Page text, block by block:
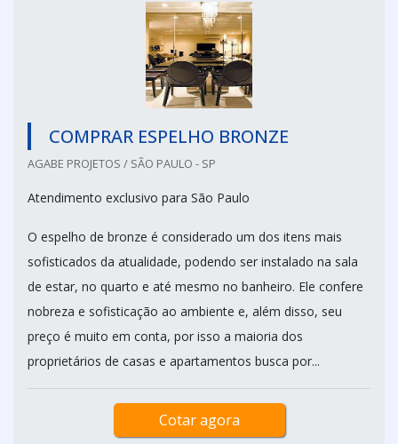
COMPRAR ESPELHO BRONZE
AGABE PROJETOS / SÃO PAULO - SP
Atendimento exclusivo para São Paulo
O espelho de bronze é considerado um dos itens mais
sofisticados da atualidade, podendo ser instalado na sala
de estar, no quarto e até mesmo no banheiro. Ele confere
nobreza e sofisticação ao ambiente e, além disso, seu
preço é muito em conta, por isso a maioria dos
proprietários de casas e apartamentos busca por...
Cotar agora